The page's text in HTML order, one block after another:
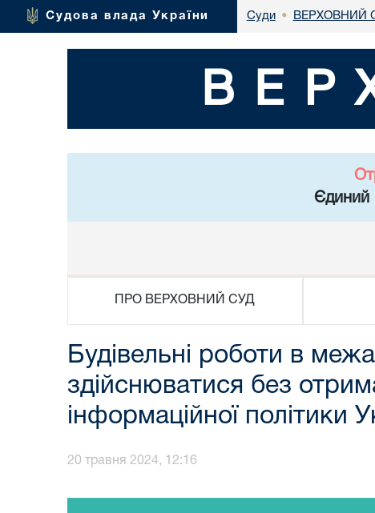
Судова влада України Суди • ВЕРХОВНИЙ
Єдиний
ПРО ВЕРХОВНИЙ СУД
Будівельні роботи в
здійснюватися без
інформаційної політики
20 травня 2024, 12:16